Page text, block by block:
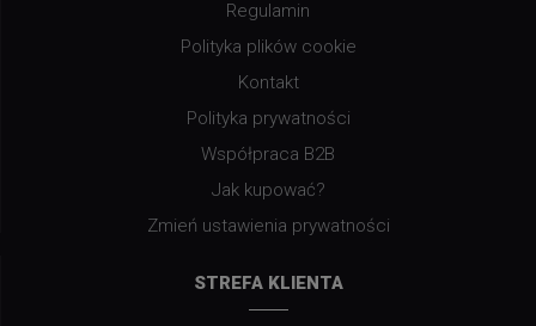
Regulamin
Polityka plików cookie
Kontakt
Polityka prywatności
Współpraca B2B
Jak kupować?
Zmień ustawienia prywatności
STREFA KLIENTA